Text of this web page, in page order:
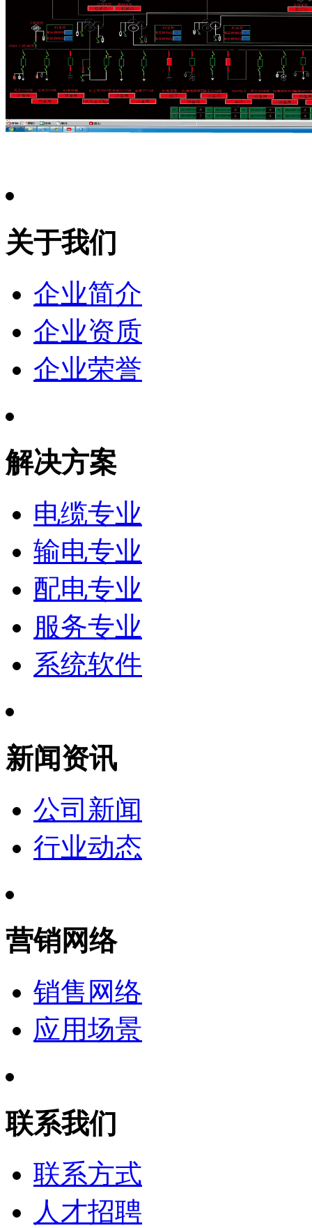
关于我们
企业简介
企业资质
企业荣誉
解决方案
电缆专业
输电专业
配电专业
服务专业
系统软件
新闻资讯
公司新闻
行业动态
营销网络
销售网络
应用场景
联系我们
联系方式
人才招聘